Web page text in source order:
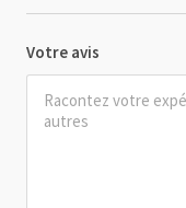
Votre avis